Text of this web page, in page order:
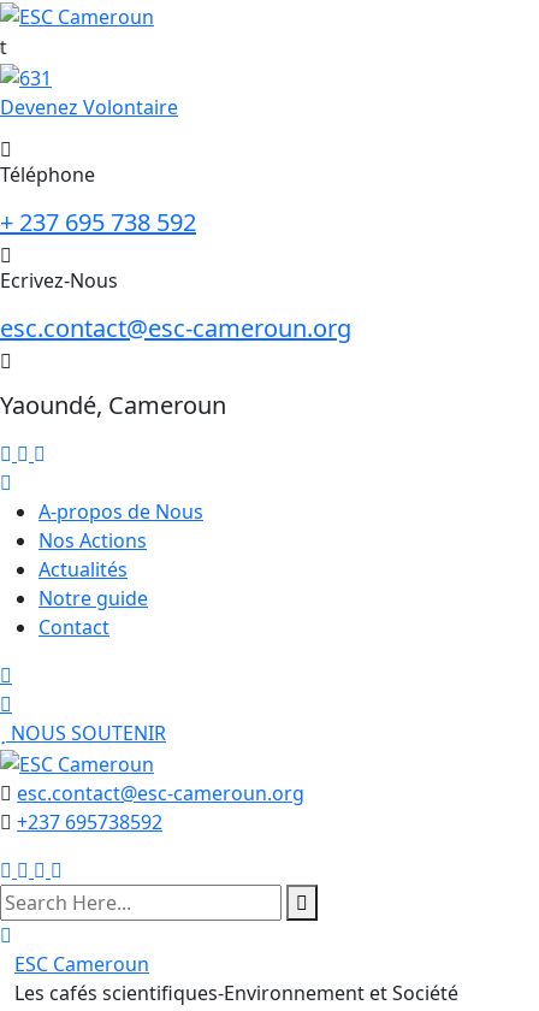
Skip
to
content
Devenez Volontaire
Téléphone
+ 237 695 738 592
Ecrivez-Nous
esc.contact@esc-cameroun.org
Yaoundé, Cameroun
A-propos de Nous
Nos Actions
Actualités
Notre guide
Contact
NOUS SOUTENIR
esc.contact@esc-cameroun.org
+237 695738592
search
here
ESC Cameroun
Les cafés scientifiques-Environnement et Société